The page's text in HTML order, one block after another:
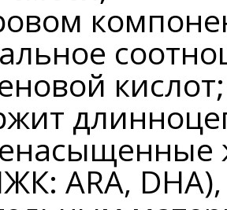
кислот;
АRА, DНА),